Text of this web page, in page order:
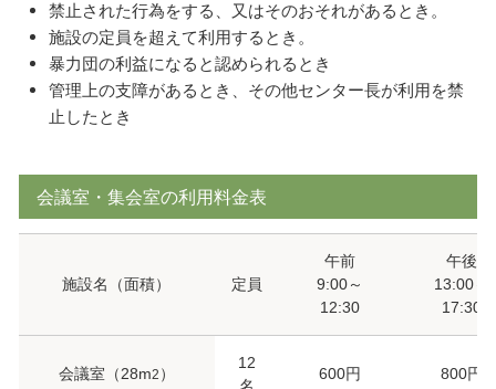
禁止された行為をする、又はそのおそれがあるとき。
施設の定員を超えて利用するとき。
暴力団の利益になると認められるとき
管理上の支障があるとき、その他センター長が利用を禁
止したとき
会議室・集会室の利用料金表
施設名（面積） 定員
午前
9:00～
12:30
午後
13:00～
17:30
会議室（28m2 ）
12
600円 800円